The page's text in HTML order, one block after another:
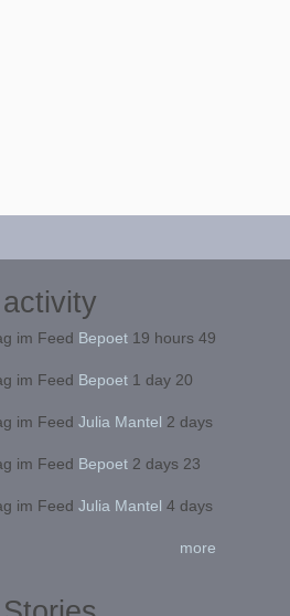
im Feed Bepoet19 hours 49
im Feed Bepoet1 day 20
im Feed Julia Mantel 2 days
im Feed Bepoet2 days 23
im Feed Julia Mantel 4 days
more